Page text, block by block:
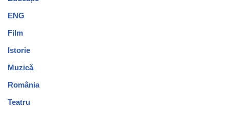
ENG
Film
Istorie
Muzică
România
Teatru